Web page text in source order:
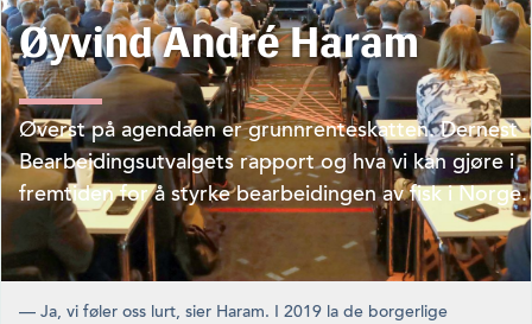
Øyvind André Haram
Øverst på agendaen er grunnrenteskatten. Dernest
Bearbeidingsutvalgets rapport og hva vi kan gjøre i
fremtiden for å styrke bearbeidingen av fisk i Norge.
— Ja, vi føler oss lurt, sier Haram. I 2019 la de borgerlige